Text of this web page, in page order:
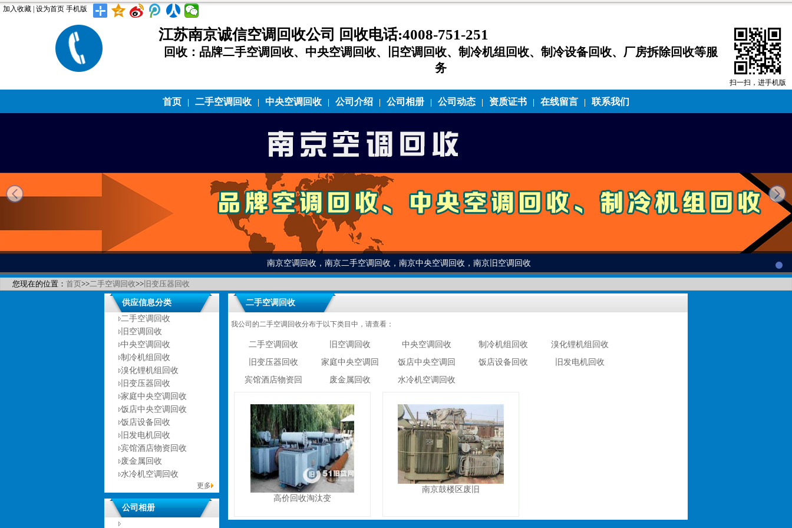
加入收藏 设为首页 手机版
扫一扫，进手机版
江苏南京诚信空调回收公司 回收电话:4008-751-251
回收：品牌二手空调回收、中央空调回收、旧空调回收、制冷机组回收、制冷设备回收、厂房拆除回收等服
务
首页 二手空调回收 中央空调回收 公司介绍 公司相册 公司动态 资质证书 在线留言 联系我们
next
南京空调回收，南京二手空调回收，南京中央空调回收，南京旧空调回收
您现在的位置： 首页>>二手空调回收>> 旧变压器回收
供应信息分类
二手空调回收
旧空调回收
中央空调回收
制冷机组回收
溴化锂机组回收
旧变压器回收
家庭中央空调回收
饭店中央空调回收
饭店设备回收
旧发电机回收
宾馆酒店物资回收
废金属回收
水冷机空调回收
更多
公司相册
没有相册分类！
二手空调回收
我公司的二手空调回收分布于以下类目中，请查看：
二手空调回收 旧空调回收 中央空调回收 制冷机组回收
溴化锂机组回收
旧变压器回收
家庭中央空调回 饭店中央空调回 饭店设备回收
旧发电机回收
宾馆酒店物资回
废金属回收 水冷机空调回收
高价回收淘汰变
南京鼓楼区废旧